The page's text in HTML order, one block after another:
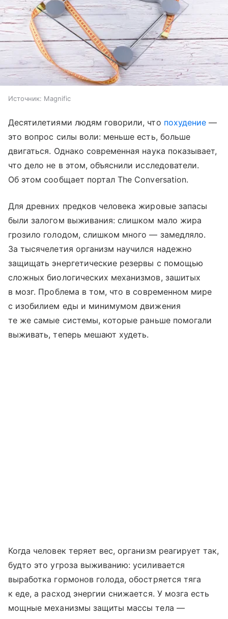
Источник: Magnific
Десятилетиями людям говорили, что похудение —
это вопрос силы воли: меньше есть, больше
двигаться. Однако современная наука показывает,
что дело не в этом, объяснили исследователи.
Об этом сообщает портал The Conversation.
Для древних предков человека жировые запасы
были залогом выживания: слишком мало жира
грозило голодом, слишком много — замедляло.
За тысячелетия организм научился надежно
защищать энергетические резервы с помощью
сложных биологических механизмов, зашитых
в мозг. Проблема в том, что в современном мире
с изобилием еды и минимумом движения
те же самые системы, которые раньше помогали
выживать, теперь мешают худеть.
Когда человек теряет вес, организм реагирует так,
будто это угроза выживанию: усиливается
выработка гормонов голода, обостряется тяга
к еде, а расход энергии снижается. У мозга есть
мощные механизмы защиты массы тела —